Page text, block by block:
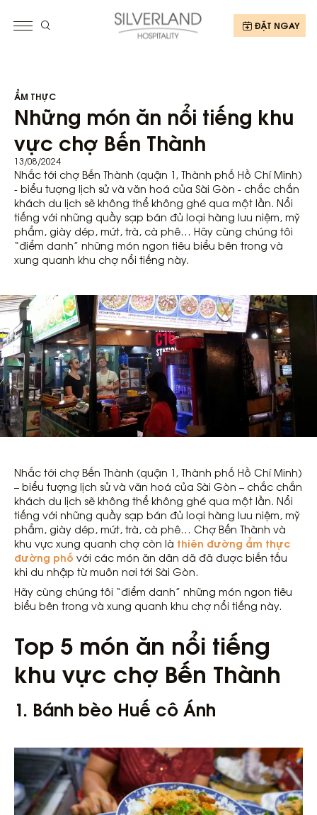
ĐẶT NGAY
ẨM THỰC
Những món ăn nổi tiếng khu
vực chợ Bến Thành
13/08/2024
Nhắc tới chợ Bến Thành (quận 1, Thành phố Hồ Chí Minh)
- biểu tượng lịch sử và văn hoá của Sài Gòn - chắc chắn
khách du lịch sẽ không thể không ghé qua một lần. Nổi
tiếng với những quầy sạp bán đủ loại hàng lưu niệm, mỹ
phẩm, giày dép, mứt, trà, cà phê… Hãy cùng chúng tôi
“điểm danh” những món ngon tiêu biểu bên trong và
xung quanh khu chợ nổi tiếng này.
Nhắc tới chợ Bến Thành (quận 1, Thành phố Hồ Chí Minh)
– biểu tượng lịch sử và văn hoá của Sài Gòn – chắc chắn
khách du lịch sẽ không thể không ghé qua một lần. Nổi
tiếng với những quầy sạp bán đủ loại hàng lưu niệm, mỹ
phẩm, giày dép, mứt, trà, cà phê… Chợ Bến Thành và
khu vực xung quanh chợ còn là thiên đường ẩm thực
đường phố với các món ăn dân dã đã được biến tấu
khi du nhập từ muôn nơi tới Sài Gòn.
Hãy cùng chúng tôi “điểm danh” những món ngon tiêu
biểu bên trong và xung quanh khu chợ nổi tiếng này.
Top 5 món ăn nổi tiếng
khu vực chợ Bến Thành
1. Bánh bèo Huế cô Ánh